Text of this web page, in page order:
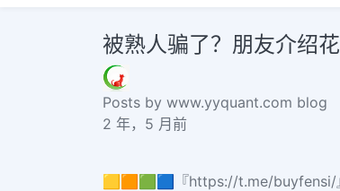
被熟人骗了？朋友介绍
Posts by www.yyquant.com blog
2 年，5 月前
🟨🟧🟩🟦『https://t.me/buyfensi/